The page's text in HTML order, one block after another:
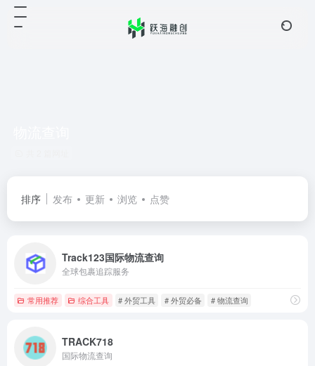
排序 发布 更新 浏览 点赞
Track123国际物流查询
全球包裹追踪服务
常用推荐 综合工具 # 外贸工具 # 外贸必备 # 物流查询
TRACK718
国际物流查询